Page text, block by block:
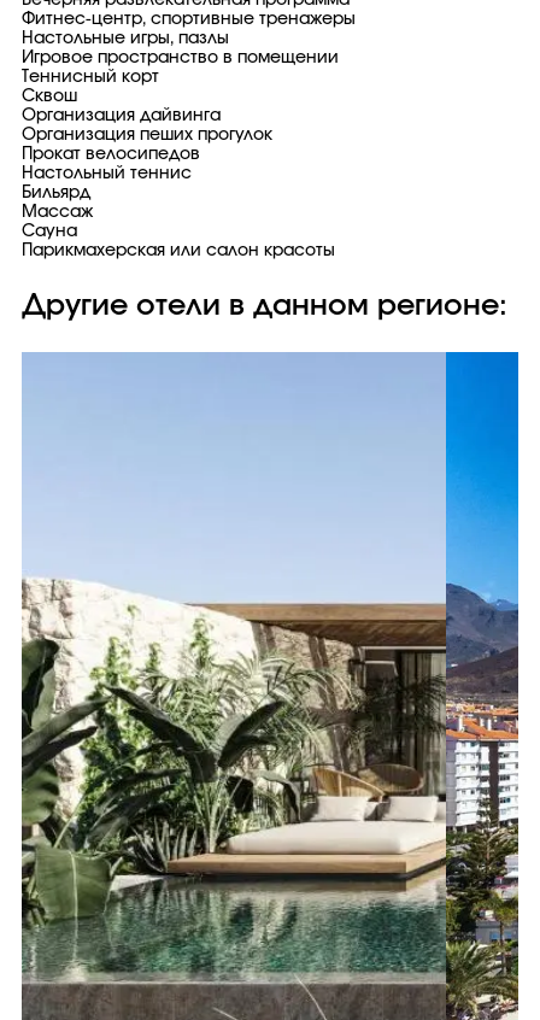
Фитнес-центр, спортивные тренажеры
Настольные игры, пазлы
Игровое пространство в помещении
Теннисный корт
Сквош
Организация дайвинга
Организация пеших прогулок
Прокат велосипедов
Настольный теннис
Бильярд
Массаж
Сауна
Парикмахерская или салон красоты
Другие отели в данном регионе: